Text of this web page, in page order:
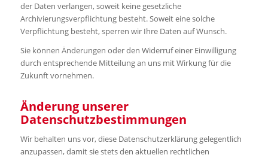
der Daten verlangen, soweit keine gesetzliche
Archivierungsverpflichtung besteht. Soweit eine solche
Verpflichtung besteht, sperren wir Ihre Daten auf Wunsch.
Sie können Änderungen oder den Widerruf einer Einwilligung
durch entsprechende Mitteilung an uns mit Wirkung für die
Zukunft vornehmen.
Änderung unserer
Datenschutzbestimmungen
Wir behalten uns vor, diese Datenschutzerklärung gelegentlich
anzupassen, damit sie stets den aktuellen rechtlichen